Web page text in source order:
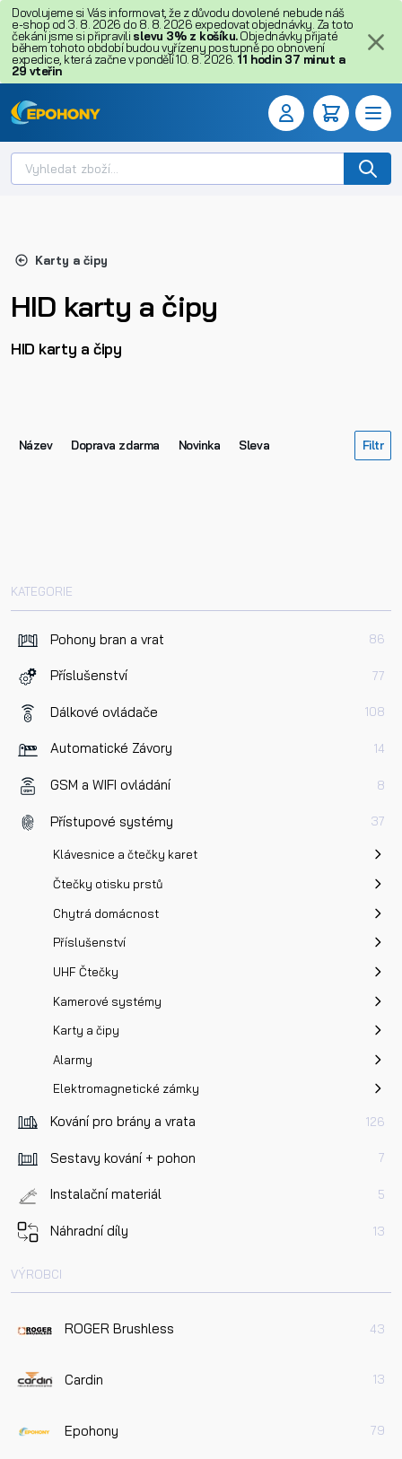
Dovolujeme si Vás informovat, že z důvodu dovolené nebude náš
e-shop od 3. 8. 2026 do 8. 8. 2026 expedovat objednávky. Za toto
čekání jsme si připravili slevu 3% z košíku.Objednávky přijaté
během tohoto období budou vyřízeny postupně po obnovení
expedice, která začne v pondělí 10. 8. 2026. 11 hodin 37 minut a
28 vteřin
KATEGORIE
Pohony bran a vrat 86
Příslušenství 77
Dálkové ovládače 108
Automatické Závory 14
GSM a WIFI ovládání 8
Přístupové systémy 37
Klávesnice a čtečky karet
Čtečky otisku prstů
Chytrá domácnost
Příslušenství
UHF Čtečky
Kamerové systémy
Karty a čipy
Alarmy
Elektromagnetické zámky
Kování pro brány a vrata 126
Sestavy kování + pohon 7
Instalační materiál 5
Náhradní díly 13
VÝROBCI
ROGER Brushless 43
Cardin 13
Epohony 79
Karty a čipy
HID karty a čipy
HID karty a čipy
Název Doprava zdarma Novinka Sleva